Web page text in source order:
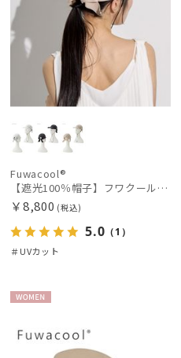
Fuwacool®
【遮光100％帽子】フワクール® (Fuwacool®) バックリボンキャップ 遮光100 UV100
￥8,800 (税込)
5.0 （1）
＃UVカット
N